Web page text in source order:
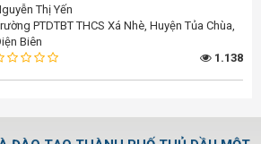
Thị Yến
PTDTBT THCS Xá Nhè, Huyện Tủa Chùa,
Biên
1.138